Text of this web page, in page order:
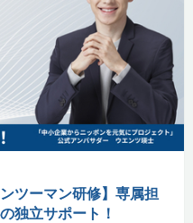
ツーマン研修】専属担
独立サポート！